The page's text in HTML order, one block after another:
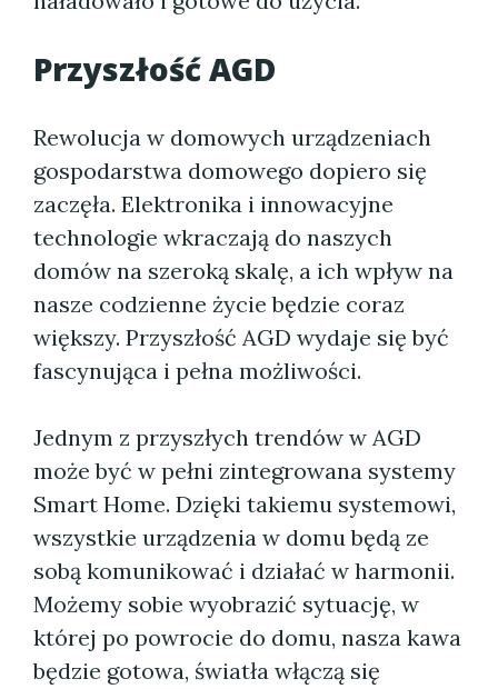
Przyszłość AGD
Rewolucja w domowych urządzeniach
gospodarstwa domowego dopiero się
zaczęła. Elektronika i innowacyjne
technologie wkraczają do naszych
domów na szeroką skalę, a ich wpływ na
nasze codzienne życie będzie coraz
większy. Przyszłość AGD wydaje się być
fascynująca i pełna możliwości.
Jednym z przyszłych trendów w AGD
może być w pełni zintegrowana systemy
Smart Home. Dzięki takiemu systemowi,
wszystkie urządzenia w domu będą ze
sobą komunikować i działać w harmonii.
Możemy sobie wyobrazić sytuację, w
której po powrocie do domu, nasza kawa
będzie gotowa, światła włączą się